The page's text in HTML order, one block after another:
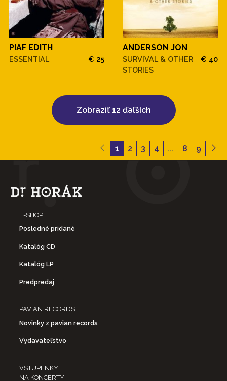
PIAF EDITH
ESSENTIAL € 25
ANDERSON JON
SURVIVAL & OTHER
STORIES
€ 40
Zobraziť 12 ďaľších
1 2 3 4 ... 8 9
E-SHOP
Posledné pridané
Katalóg CD
Katalóg LP
Predpredaj
PAVIAN RECORDS
Novinky z pavian records
Vydavateľstvo
VSTUPENKY
NA KONCERTY